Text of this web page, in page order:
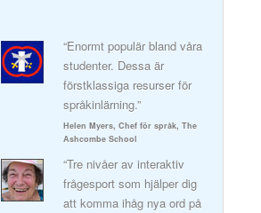
“Enormt populär bland våra
studenter. Dessa är
förstklassiga resurser för
språkinlärning.”
Helen Myers, Chef för språk, The
Ashcombe School
“Tre nivåer av interaktiv
frågesport som hjälper dig
att komma ihåg nya ord på